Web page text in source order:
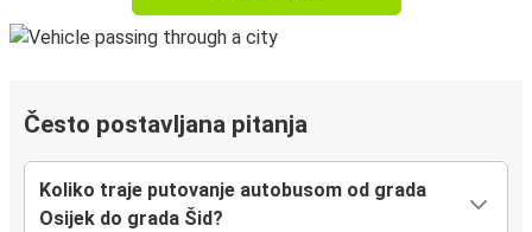
Često postavljana pitanja
Koliko traje putovanje autobusom od grada
Osijek do grada Šid?